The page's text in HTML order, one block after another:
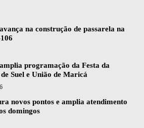
na construção de passarela na
programação da Festa da
Suel e União de Maricá
novos pontos e amplia atendimento
domingos